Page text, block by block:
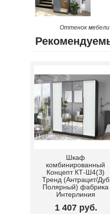
Оттенок мебели
Шкаф
комбинированный
Концепт КТ-Ш4(З)
Тренд (Антрацит/Дуб
Полярный) фабрика
Интерлиния
1 407 руб.